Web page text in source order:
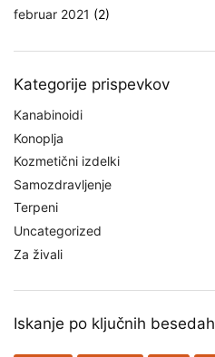
februar 2021 (2)
Kategorije prispevkov
Kanabinoidi
Konoplja
Kozmetični izdelki
Samozdravljenje
Terpeni
Uncategorized
Za živali
Iskanje po ključnih besedah